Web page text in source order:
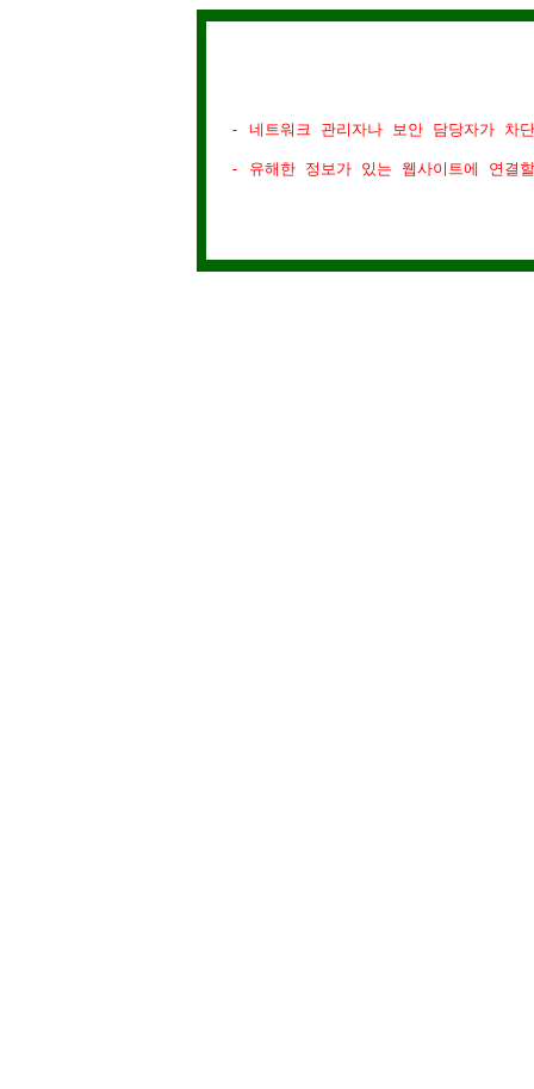
- 네트워크 관리자나 보안 담당자가 차
- 유해한 정보가 있는 웹사이트에 연결